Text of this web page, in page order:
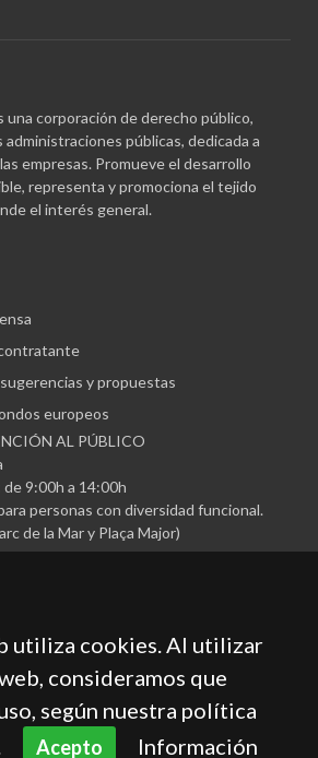
una corporación de derecho público,
administraciones públicas, dedicada a
empresas. Promueve el desarrollo
representa y promociona el tejido
el interés general.
y propuestas
europeos
AL PÚBLICO
9:00h a 14:00h
personas con diversidad funcional.
de la Mar y Plaça Major)
de Comercio, Industria, Servicios y
Navegación de Mallorca
utiliza cookies. Al utilizar
consideramos que
según nuestra política
Acepto Información